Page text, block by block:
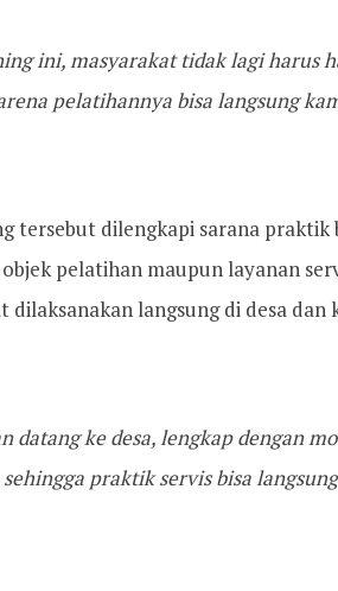
ini, masyarakat tidak lagi harus
pelatihannya bisa langsung
tersebut dilengkapi sarana praktik
pelatihan maupun layanan
langsung di desa dan
datang ke desa, lengkap dengan
praktik servis bisa